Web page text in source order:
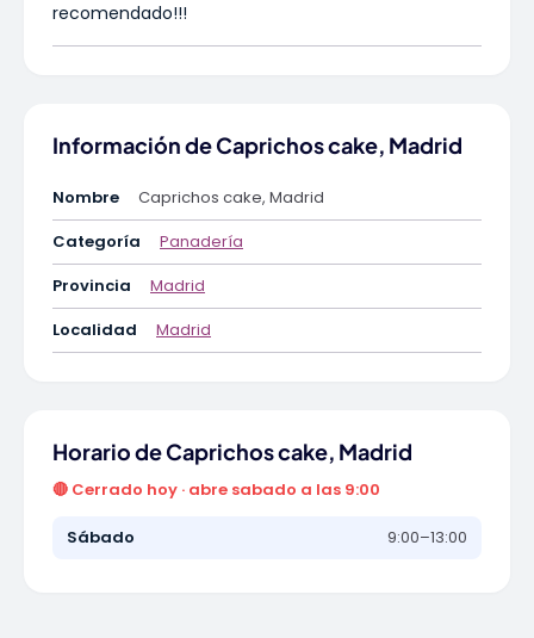
recomendado!!!
Información de Caprichos cake, Madrid
Nombre
Caprichos cake, Madrid
Categoría
Panadería
Provincia
Madrid
Localidad
Madrid
Horario de Caprichos cake, Madrid
🔴 Cerrado hoy · abre sabado a las 9:00
Sábado 9:00–13:00